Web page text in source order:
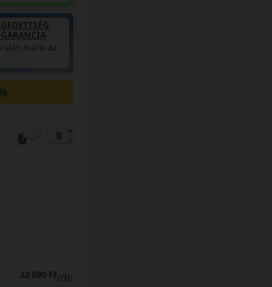
után máris az
32 690 Ft/db